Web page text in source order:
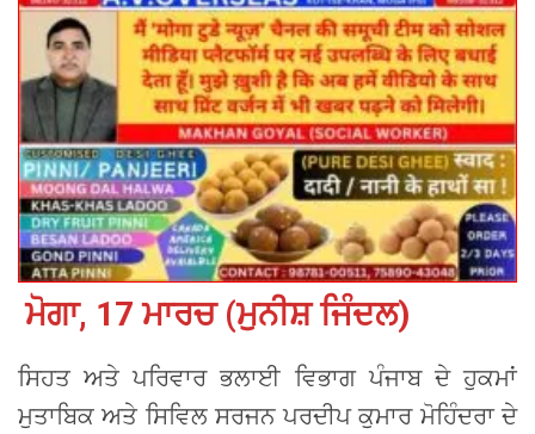
ਮੋਗਾ, 17 ਮਾਰਚ (ਮੁਨੀਸ਼ ਜਿੰਦਲ)
ਸਿਹਤ ਅਤੇ ਪਰਿਵਾਰ ਭਲਾਈ ਵਿਭਾਗ ਪੰਜਾਬ ਦੇ ਹੁਕਮਾਂ
ਮੁਤਾਬਿਕ ਅਤੇ ਸਿਵਿਲ ਸਰਜਨ ਪਰਦੀਪ ਕੁਮਾਰ ਮੋਹਿੰਦਰਾ ਦੇ